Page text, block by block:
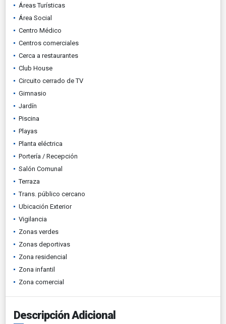
Áreas Turísticas
Área Social
Centro Médico
Centros comerciales
Cerca a restaurantes
Club House
Circuito cerrado de TV
Gimnasio
Jardín
Piscina
Playas
Planta eléctrica
Portería / Recepción
Salón Comunal
Terraza
Trans. público cercano
Ubicación Exterior
Vigilancia
Zonas verdes
Zonas deportivas
Zona residencial
Zona infantil
Zona comercial
Descripción Adicional